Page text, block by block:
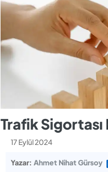
Trafik
17 Eylül 2024
Yazar: Ahmet Nihat Gürsoy